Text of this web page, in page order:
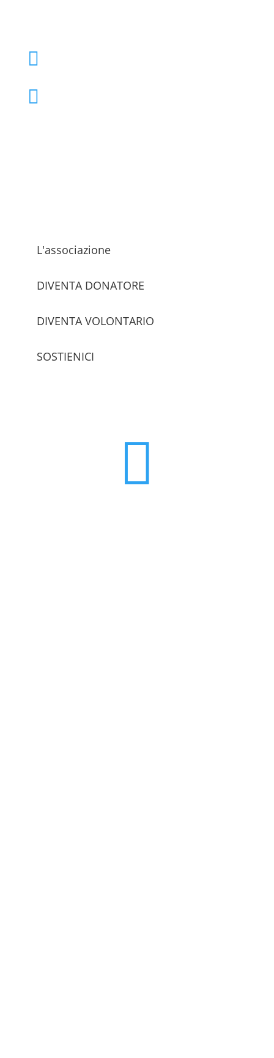


L'associazione
DIVENTA DONATORE
DIVENTA VOLONTARIO
SOSTIENICI
